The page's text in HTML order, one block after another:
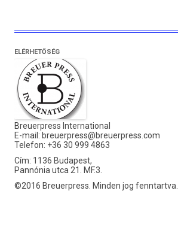
ELÉRHETŐSÉG
Breuerpress International
E-mail: breuerpress@breuerpress.com
Telefon: +36 30 999 4863
Cím: 1136 Budapest,
Pannónia utca 21. MF.3.
©2016 Breuerpress. Minden jog fenntartva.